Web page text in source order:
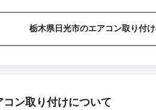
栃木県日光市のエアコン取り付
コン取り付けについて